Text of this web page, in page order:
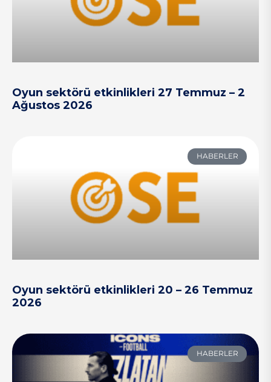
Oyun sektörü etkinlikleri 27 Temmuz – 2
Ağustos 2026
HABERLER
Oyun sektörü etkinlikleri 20 – 26 Temmuz
2026
HABERLER